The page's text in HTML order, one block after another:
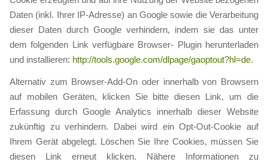
Daten (inkl. Ihrer IP-Adresse) an Google sowie die Verarbeitung
dieser Daten durch Google verhindern, indem sie das unter
dem folgenden Link verfügbare Browser- Plugin herunterladen
und installieren: http://tools.google.com/dlpage/gaoptout?hl=de.
Alternativ zum Browser-Add-On oder innerhalb von Browsern
auf mobilen Geräten, klicken Sie bitte diesen Link, um die
Erfassung durch Google Analytics innerhalb dieser Website
zukünftig zu verhindern. Dabei wird ein Opt-Out-Cookie auf
Ihrem Gerät abgelegt. Löschen Sie Ihre Cookies, müssen Sie
diesen Link erneut klicken. Nähere Informationen zu